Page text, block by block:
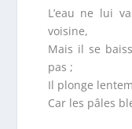
L’eau ne lui
voisine,
Mais il se
pas ;
Il plonge
Car les pâles